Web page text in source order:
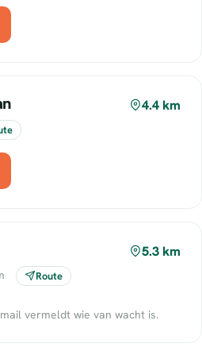
4.4 km
5.3 km
Route
vermeldt wie van wacht is.